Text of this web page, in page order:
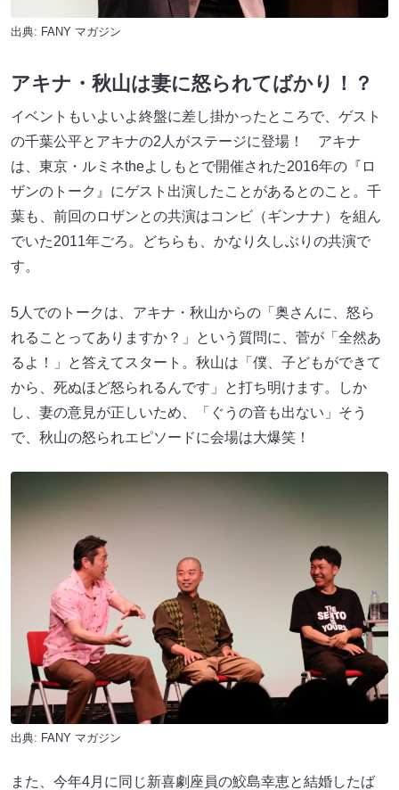
出典: FANY マガジン
アキナ・秋山は妻に怒られてばかり！？
イベントもいよいよ終盤に差し掛かったところで、ゲスト
の千葉公平とアキナの2人がステージに登場！ アキナ
は、東京・ルミネtheよしもとで開催された2016年の『ロ
ザンのトーク』にゲスト出演したことがあるとのこと。千
葉も、前回のロザンとの共演はコンビ（ギンナナ）を組ん
でいた2011年ごろ。どちらも、かなり久しぶりの共演で
す。
5人でのトークは、アキナ・秋山からの「奥さんに、怒ら
れることってありますか？」という質問に、菅が「全然あ
るよ！」と答えてスタート。秋山は「僕、子どもができて
から、死ぬほど怒られるんです」と打ち明けます。しか
し、妻の意見が正しいため、「ぐうの音も出ない」そう
で、秋山の怒られエピソードに会場は大爆笑！
出典: FANY マガジン
また、今年4月に同じ新喜劇座員の鮫島幸恵と結婚したば